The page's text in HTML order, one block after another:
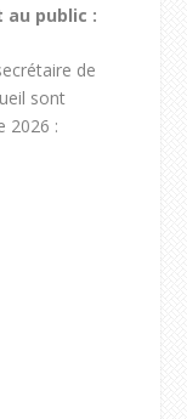
public :
de
sont
2026 :